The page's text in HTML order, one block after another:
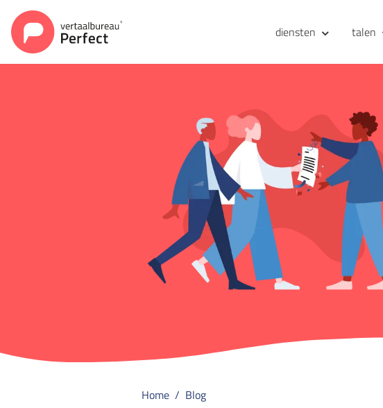
diensten talen
Home Blog